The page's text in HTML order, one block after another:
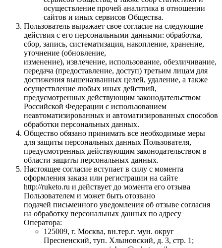
осуществление прочей аналитика в отношении
сайтов и иных сервисов Общества.
Пользователь выражает свое согласие на следующие
действия с его персональными данными: обработка,
сбор, запись, систематизация, накопление, хранение,
уточнение (обновление,
изменение), извлечение, использование, обезличивание,
передача (предоставление, доступ) третьим лицам для
достижения вышеназванных целей, удаление, а также
осуществление любых иных действий,
предусмотренных действующим законодательством
Российской Федерации с использованием
неавтоматизированных и автоматизированных способов
обработки персональных данных.
Общество обязано принимать все необходимые меры
для защиты персональных данных Пользователя,
предусмотренных действующим законодательством в
области защиты персональных данных.
Настоящее согласие вступает в силу с момента
оформления заказа или регистрации на сайте
http://ruketo.ru и действует до момента его отзыва
Пользователем и может быть отозвано
подачей письменного уведомления об отзыве согласия
на обработку персональных данных по адресу
Оператора:
125009, г. Москва, вн.тер.г. мун. округ
Пресненский, туп. Хлыновский, д. 3, стр. 1;